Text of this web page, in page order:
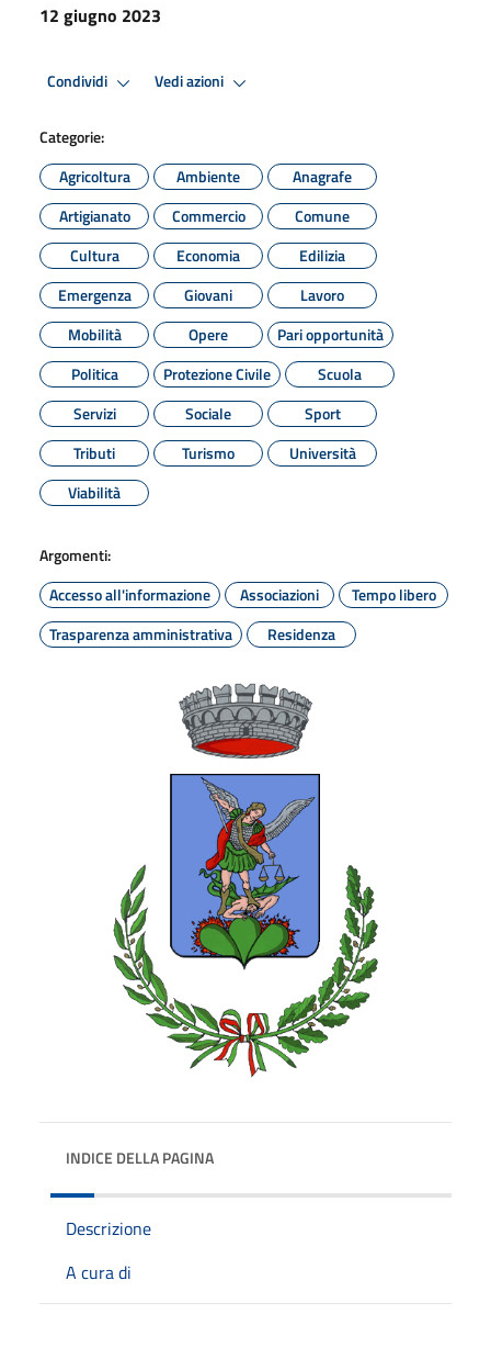
12 giugno 2023
Condividi Vedi azioni
Categorie:
Agricoltura
Ambiente
Anagrafe
Artigianato
Commercio
Comune
Cultura
Economia
Edilizia
Emergenza
Giovani
Lavoro
Mobilità
Opere
Pari opportunità
Politica
Protezione Civile
Scuola
Servizi
Sociale
Sport
Tributi
Turismo
Università
Viabilità
Argomenti:
Accesso all'informazione
Associazioni
Tempo libero
Trasparenza amministrativa
Residenza
INDICE DELLA PAGINA
Descrizione
A cura di